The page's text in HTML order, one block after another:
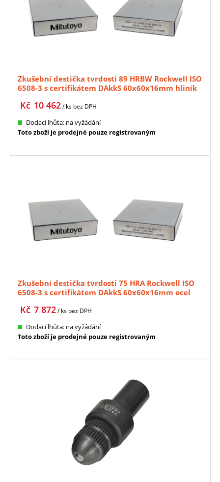
Zkušební destička tvrdosti 89 HRBW Rockwell ISO
6508-3 s certifikátem DAkkS 60x60x16mm hliník
10 462
Kč / ks bez DPH
Dodací lhůta: na vyžádání
Toto zboží je prodejné pouze registrovaným
Zkušební destička tvrdosti 75 HRA Rockwell ISO
6508-3 s certifikátem DAkkS 60x60x16mm ocel
7 872
Kč / ks bez DPH
Dodací lhůta: na vyžádání
Toto zboží je prodejné pouze registrovaným